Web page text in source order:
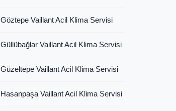
Göztepe Vaillant Acil Klima Servisi
Güllübağlar Vaillant Acil Klima Servisi
Güzeltepe Vaillant Acil Klima Servisi
Hasanpaşa Vaillant Acil Klima Servisi